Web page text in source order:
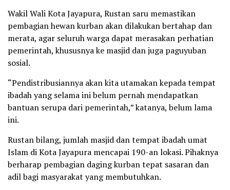
Wakil Wali Kota Jayapura, Rustan saru memastikan
pembagian hewan kurban akan dilakukan bertahap dan
merata, agar seluruh warga dapat merasakan perhatian
pemerintah, khususnya ke masjid dan juga paguyuban
sosial.
“Pendistribusiannya akan kita utamakan kepada tempat
ibadah yang selama ini belum pernah mendapatkan
bantuan serupa dari pemerintah,” katanya, belum lama
ini.
Rustan bilang, jumlah masjid dan tempat ibadah umat
Islam di Kota Jayapura mencapai 190-an lokasi. Pihaknya
berharap pembagian daging kurban tepat sasaran dan
adil bagi masyarakat yang membutuhkan.